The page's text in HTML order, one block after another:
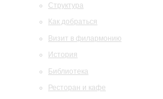
Структура
Как добраться
Визит в филармонию
История
Библиотека
Ресторан и кафе